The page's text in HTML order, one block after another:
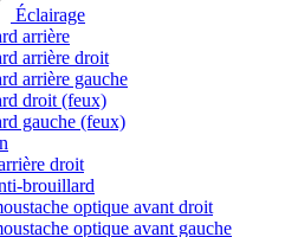
Éclairage
arrière
arrière droit
arrière gauche
droit (feux)
gauche (feux)
droit
brouillard
optique avant droit
optique avant gauche